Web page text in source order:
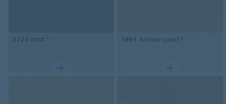
3724 orbit * 3861 Arabian pearl *